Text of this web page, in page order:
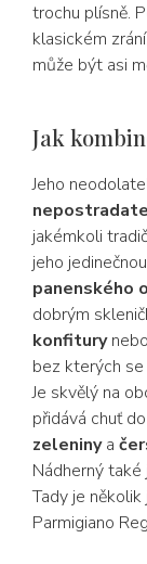
trochu plísně.
klasickém
může být asi
Jak
Jeho
jakémkoli
jeho
panenského
dobrým
konfiturynebo
bez kterých
Je skvělý na
přidává chuť do
zeleninya
Nádherný
Tady je
Parmigiano